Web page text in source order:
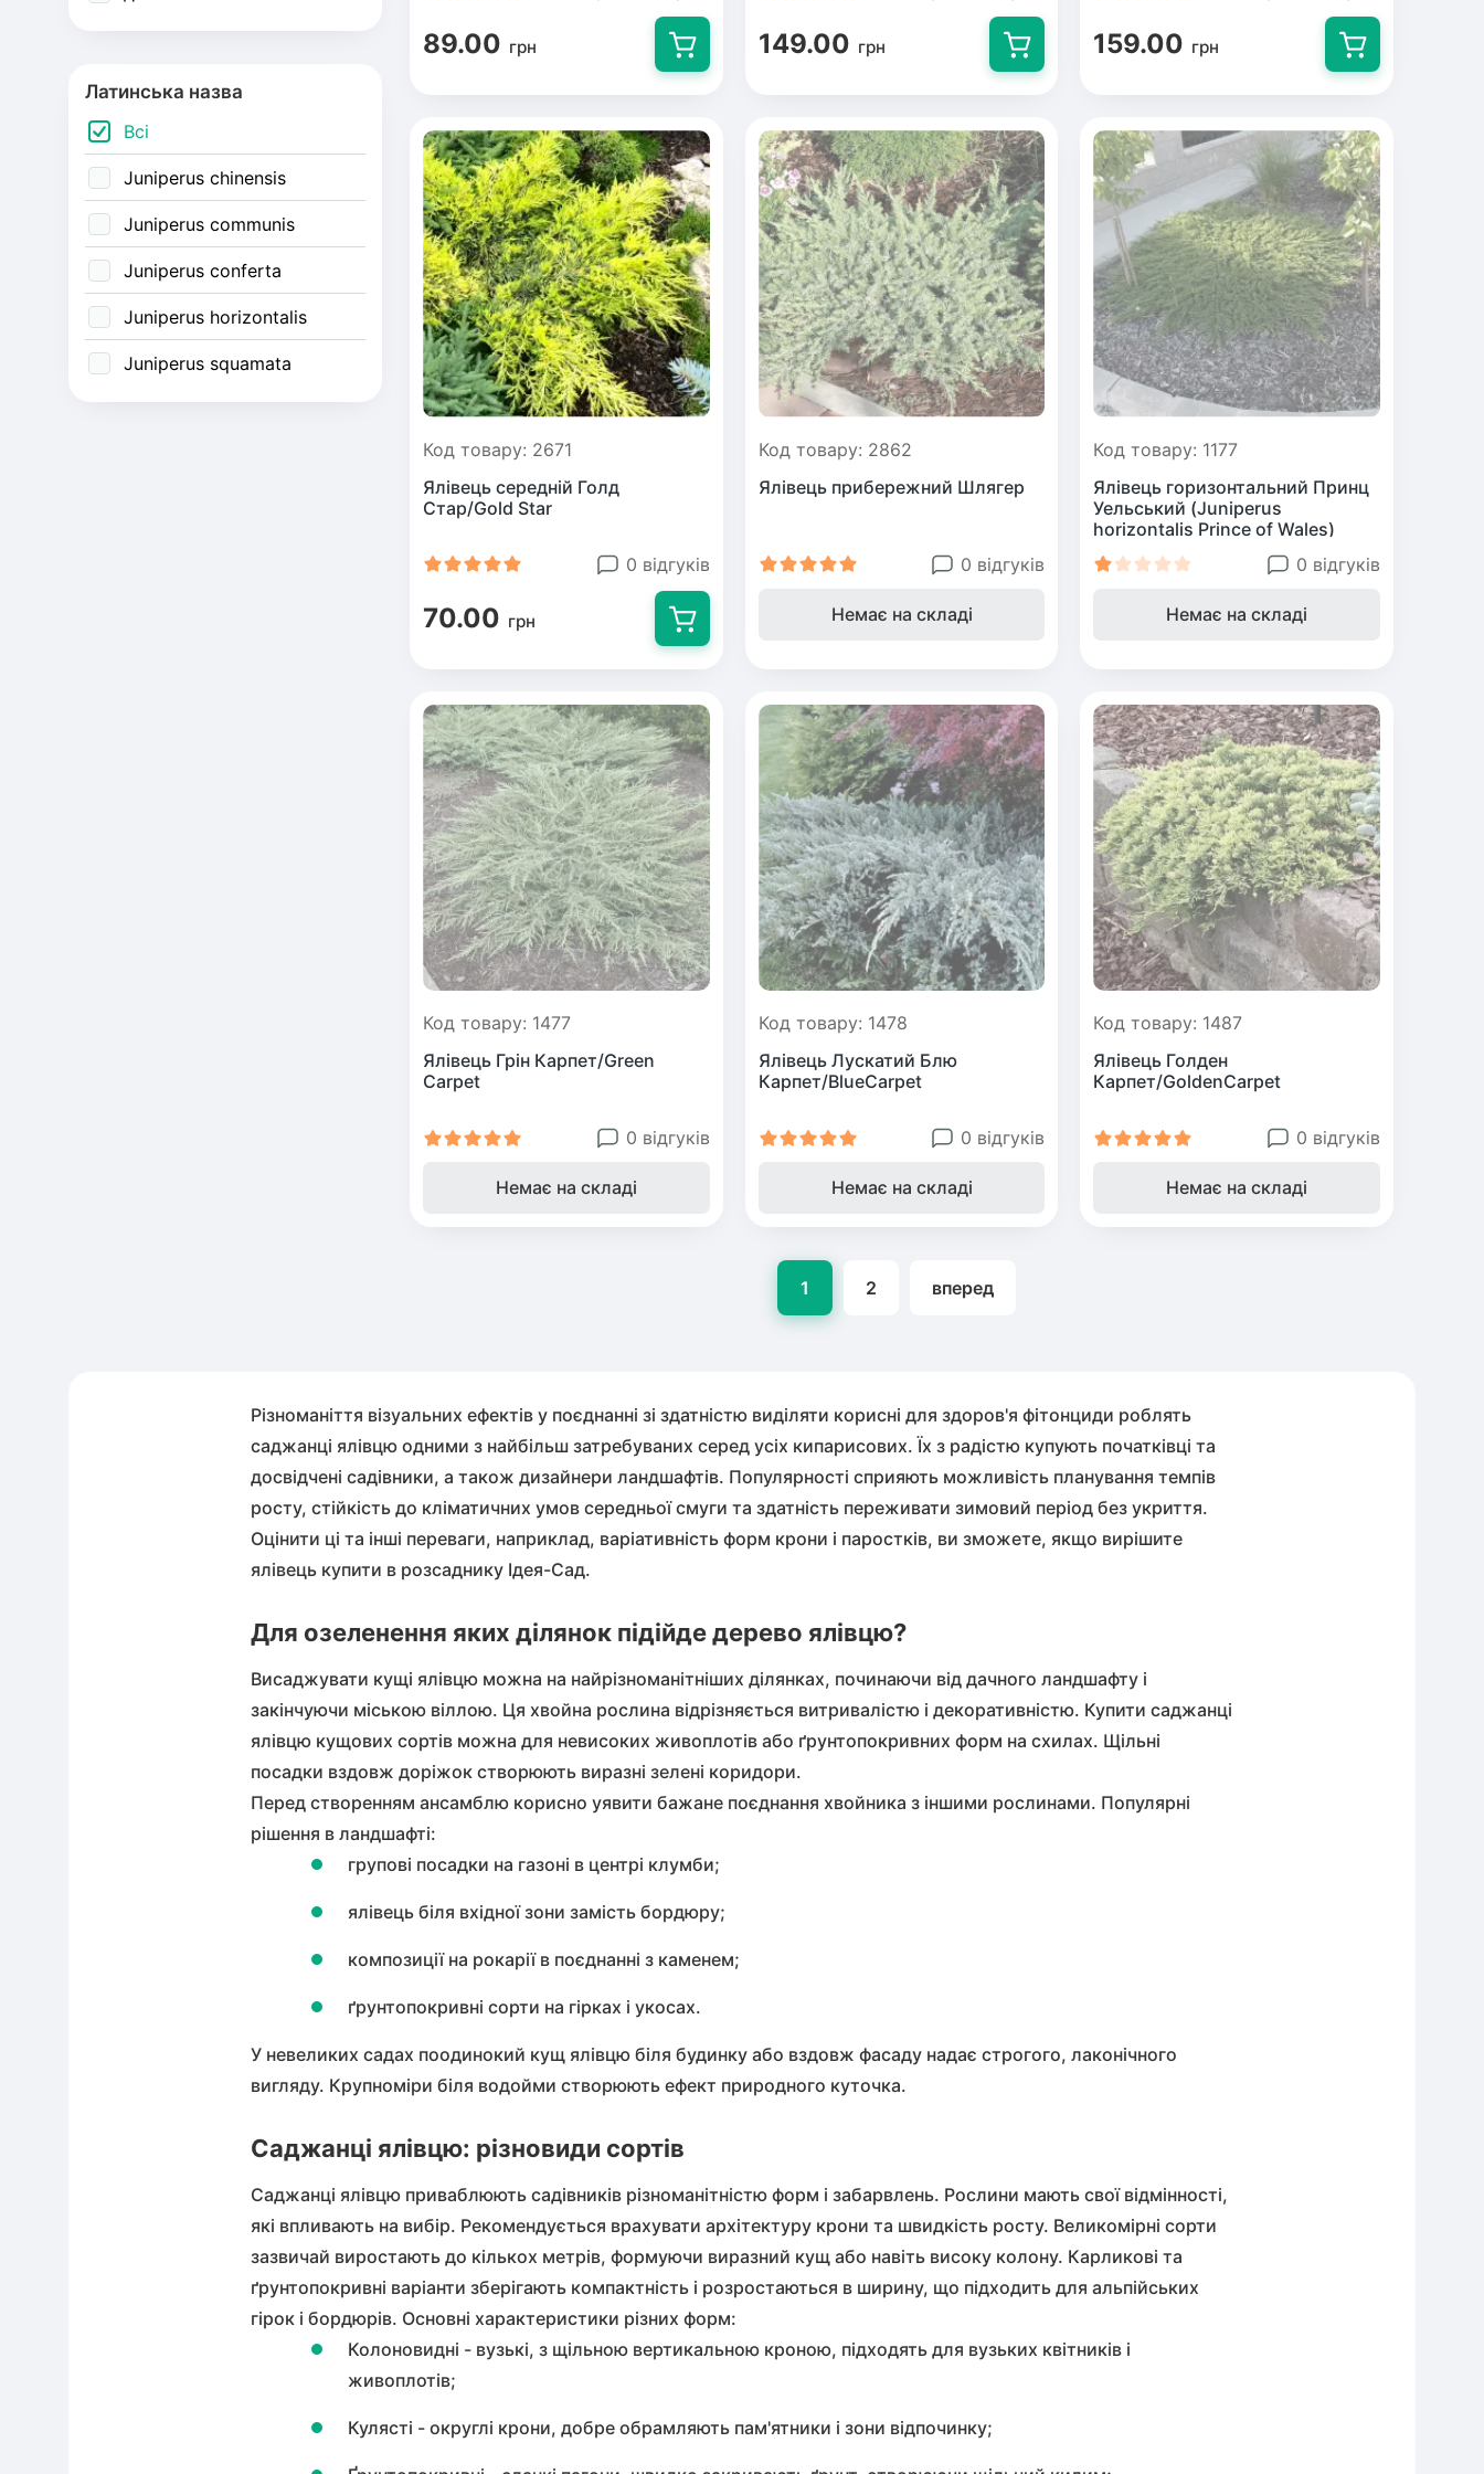
Обліпиха
Кизил
Диплоидная слива
Азіатська груша
Бобовник
Калина
Піраканта
Бузина
Латинська назва
Всі
Juniperus chinensis
Juniperus communis
Juniperus conferta
Juniperus horizontalis
Juniperus squamata
89.00 грн 149.00 грн 159.00 грн
Код товару: 2671
Ялівець середній Голд
Стар/Gold Star
0 відгуків
70.00 грн
Код товару: 2862
Ялівець прибережний Шлягер
0 відгуків
Немає на складі
Код товару: 1177
Ялівець горизонтальний Принц
Уельський (Juniperus
horizontalis Prince of Wales)
0 відгуків
Немає на складі
Код товару: 1477
Ялівець Грін Карпет/Green
Carpet
0 відгуків
Немає на складі
Код товару: 1478
Ялівець Лускатий Блю
Карпет/BlueCarpet
0 відгуків
Немає на складі
Код товару: 1487
Ялівець Голден
Карпет/GoldenCarpet
0 відгуків
Немає на складі
1 2 вперед
Різноманіття візуальних ефектів у поєднанні зі здатністю виділяти корисні для здоров'я фітонциди роблять
саджанці ялівцю одними з найбільш затребуваних серед усіх кипарисових. Їх з радістю купують початківці та
досвідчені садівники, а також дизайнери ландшафтів. Популярності сприяють можливість планування темпів
росту, стійкість до кліматичних умов середньої смуги та здатність переживати зимовий період без укриття.
Оцінити ці та інші переваги, наприклад, варіативність форм крони і паростків, ви зможете, якщо вирішите
ялівець купити в розсаднику Ідея-Сад.
Для озеленення яких ділянок підійде дерево ялівцю?
Висаджувати кущі ялівцю можна на найрізноманітніших ділянках, починаючи від дачного ландшафту і
закінчуючи міською віллою. Ця хвойна рослина відрізняється витривалістю і декоративністю. Купити саджанці
ялівцю кущових сортів можна для невисоких живоплотів або ґрунтопокривних форм на схилах. Щільні
посадки вздовж доріжок створюють виразні зелені коридори.
Перед створенням ансамблю корисно уявити бажане поєднання хвойника з іншими рослинами. Популярні
рішення в ландшафті:
групові посадки на газоні в центрі клумби;
ялівець біля вхідної зони замість бордюру;
композиції на рокарії в поєднанні з каменем;
ґрунтопокривні сорти на гірках і укосах.
У невеликих садах поодинокий кущ ялівцю біля будинку або вздовж фасаду надає строгого, лаконічного
вигляду. Крупноміри біля водойми створюють ефект природного куточка.
Саджанці ялівцю: різновиди сортів
Саджанці ялівцю приваблюють садівників різноманітністю форм і забарвлень. Рослини мають свої відмінності,
які впливають на вибір. Рекомендується врахувати архітектуру крони та швидкість росту. Великомірні сорти
зазвичай виростають до кількох метрів, формуючи виразний кущ або навіть високу колону. Карликові та
ґрунтопокривні варіанти зберігають компактність і розростаються в ширину, що підходить для альпійських
гірок і бордюрів. Основні характеристики різних форм:
Колоновидні - вузькі, з щільною вертикальною кроною, підходять для вузьких квітників і
живоплотів;
Кулясті - округлі крони, добре обрамляють пам'ятники і зони відпочинку;